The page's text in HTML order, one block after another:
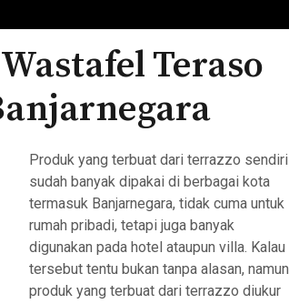
Teraso
Produk yang terbuat dari terrazzo sendiri
sudah banyak dipakai di berbagai kota
termasuk Banjarnegara, tidak cuma untuk
rumah pribadi, tetapi juga banyak
digunakan pada hotel ataupun villa. Kalau
tersebut tentu bukan tanpa alasan, namun
produk yang terbuat dari terrazzo diukur